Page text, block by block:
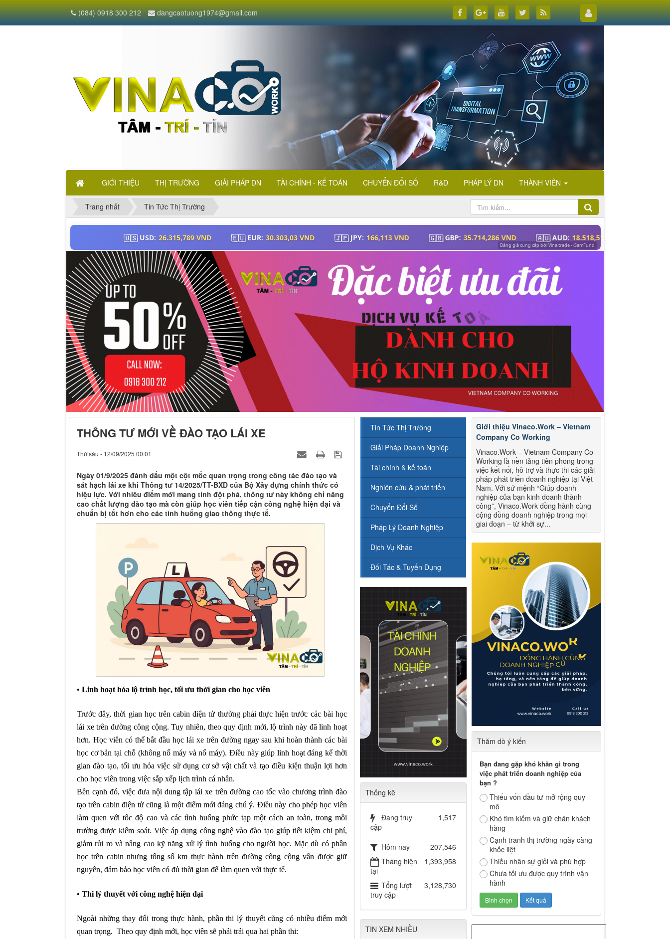
GIỚI THIỆU THỊ TRƯỜNG GIẢI PHÁP DN TÀI CHÍNH - KẾ TOÁN CHUYỂN ĐỔI SỐ R&D PHÁP LÝ DN THÀNH VIÊN
(084) 0918 300 212 dangcaotuong1974@gmail.com
Trang nhất Tin Tức Thị Trường
THÔNG TƯ MỚI VỀ ĐÀO TẠO LÁI XE
Thứ sáu - 12/09/2025 00:01
Ngày 01/9/2025 đánh dấu một cột mốc quan trọng trong công tác đào tạo và
sát hạch lái xe khi Thông tư 14/2025/TT-BXD của Bộ Xây dựng chính thức có
hiệu lực. Với nhiều điểm mới mang tính đột phá, thông tư này không chỉ nâng
cao chất lượng đào tạo mà còn giúp học viên tiếp cận công nghệ hiện đại và
chuẩn bị tốt hơn cho các tình huống giao thông thực tế.
• Linh hoạt hóa lộ trình học, tối ưu thời gian cho học viên
Trước đây, thời gian học trên cabin điện tử thường phải thực hiện trước các bài học
lái xe trên đường công cộng. Tuy nhiên, theo quy định mới, lộ trình này đã linh hoạt
hơn. Học viên có thể bắt đầu học lái xe trên đường ngay sau khi hoàn thành các bài
học cơ bản tại chỗ (không nổ máy và nổ máy). Điều này giúp linh hoạt đáng kể thời
gian đào tạo, tối ưu hóa việc sử dụng cơ sở vật chất và tạo điều kiện thuận lợi hơn
cho học viên trong việc sắp xếp lịch trình cá nhân.
Bên cạnh đó, việc đưa nội dung tập lái xe trên đường cao tốc vào chương trình đào
tạo trên cabin điện tử cũng là một điểm mới đáng chú ý. Điều này cho phép học viên
làm quen với tốc độ cao và các tình huống phức tạp một cách an toàn, trong môi
trường được kiểm soát. Việc áp dụng công nghệ vào đào tạo giúp tiết kiệm chi phí,
giảm rủi ro và nâng cao kỹ năng xử lý tình huống cho người học. Mặc dù có phần
học trên cabin nhưng tổng số km thực hành trên đường công cộng vẫn được giữ
nguyên, đảm bảo học viên có đủ thời gian để làm quen với thực tế.
• Thi lý thuyết với công nghệ hiện đại
Ngoài những thay đổi trong thực hành, phần thi lý thuyết cũng có nhiều điểm mới
quan trọng. Theo quy định mới, học viên sẽ phải trải qua hai phần thi:
Giới thiệu Vinaco.Work – Vietnam
Company Co Working
Vinaco.Work – Vietnam Company Co
Working là nền tảng tiên phong trong
việc kết nối, hỗ trợ và thực thi các giải
pháp phát triển doanh nghiệp tại Việt
Nam. Với sứ mệnh “Giúp doanh
nghiệp của bạn kinh doanh thành
công”, Vinaco.Work đồng hành cùng
cộng đồng doanh nghiệp trong mọi
giai đoạn – từ khởi sự...
Thăm dò ý kiến
Bạn đang gặp khó khăn gì trong
việc phát triển doanh nghiệp của
bạn ?
Thiếu vốn đầu tư mở rộng quy
mô
Khó tìm kiếm và giữ chân khách
hàng
Cạnh tranh thị trường ngày càng
khốc liệt
Thiếu nhân sự giỏi và phù hợp
Chưa tối ưu được quy trình vận
hành
Tin Tức Thị Trường
Giải Pháp Doanh Nghiệp
Tài chính & kế toán
Nghiên cứu & phát triển
Chuyển Đổi Số
Pháp Lý Doanh Nghiệp
Dịch Vụ Khác
Đối Tác & Tuyển Dụng
Thống kê
Đang truy
cập
1,517
Hôm nay
207,546
Tháng hiện
tại
1,393,958
Tổng lượt
truy cập
3,128,730
TIN XEM NHIỀU